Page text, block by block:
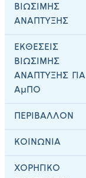
ΒΙΩΣΙΜΗΣ
ΑΝΑΠΤΥΞΗΣ
ΕΚΘΕΣΕΙΣ
ΒΙΩΣΙΜΗΣ
ΑΝΑΠΤΥΞΗΣ ΓΙΑ
ΑμΠΟ
ΠΕΡΙΒΑΛΛΟΝ
ΚΟΙΝΩΝΙΑ
ΧΟΡΗΓΙΚΟ